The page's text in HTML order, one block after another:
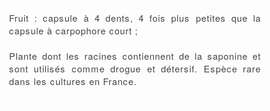
Fruit : capsule à 4 dents, 4 fois plus petites que la
capsule à carpophore court ;
Plante dont les racines contiennent de la saponine et
sont utilisés comme drogue et détersif. Espèce rare
dans les cultures en France.